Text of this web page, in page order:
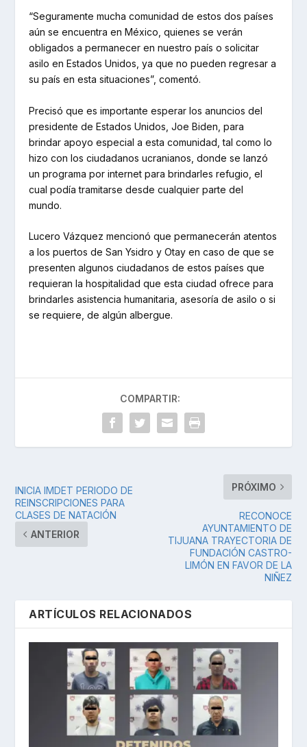
“Seguramente mucha comunidad de estos dos países
aún se encuentra en México, quienes se verán
obligados a permanecer en nuestro país o solicitar
asilo en Estados Unidos, ya que no pueden regresar a
su país en esta situaciones”, comentó.
Precisó que es importante esperar los anuncios del
presidente de Estados Unidos, Joe Biden, para
brindar apoyo especial a esta comunidad, tal como lo
hizo con los ciudadanos ucranianos, donde se lanzó
un programa por internet para brindarles refugio, el
cual podía tramitarse desde cualquier parte del
mundo.
Lucero Vázquez mencionó que permanecerán atentos
a los puertos de San Ysidro y Otay en caso de que se
presenten algunos ciudadanos de estos países que
requieran la hospitalidad que esta ciudad ofrece para
brindarles asistencia humanitaria, asesoría de asilo o si
se requiere, de algún albergue.
COMPARTIR:
INICIA IMDET PERIODO DE
REINSCRIPCIONES PARA
CLASES DE NATACIÓN
ANTERIOR
PRÓXIMO
RECONOCE
AYUNTAMIENTO DE
TIJUANA TRAYECTORIA DE
FUNDACIÓN CASTRO-
LIMÓN EN FAVOR DE LA
NIÑEZ
ARTÍCULOS RELACIONADOS